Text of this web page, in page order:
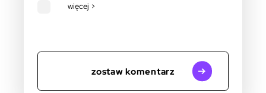
więcej >
zostaw komentarz